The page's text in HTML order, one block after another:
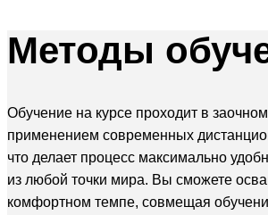
Методы
Обучение на курсе проходит в
применением современных
что делает процесс максимально
из любой точки мира. Вы сможете
комфортном темпе, совмещая